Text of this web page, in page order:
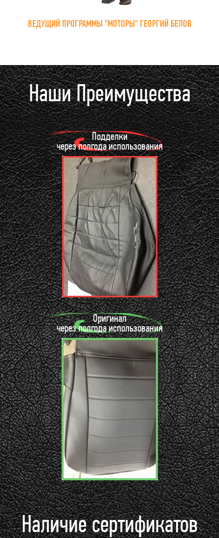
ВЕДУЩИЙ ПРОГРАММЫ "МОТОРЫ" ГЕОРГИЙ БЕЛОВ
Наши Преимущества
Подделки
через полгода использования
Оригинал
через полгода использования
Наличие сертификатов